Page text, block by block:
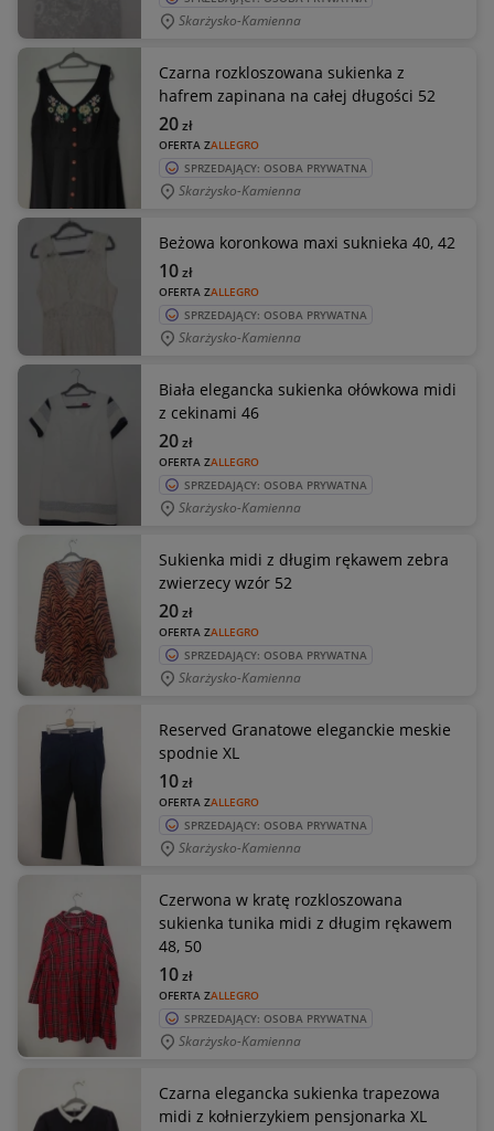
Skarżysko-Kamienna
Czarna rozkloszowana sukienka z
hafrem zapinana na całej długości 52
OFERTA ZALLEGRO
20zł
SPRZEDAJĄCY: OSOBA PRYWATNA
Skarżysko-Kamienna
Beżowa koronkowa maxi suknieka 40, 42
OFERTA ZALLEGRO
10zł
SPRZEDAJĄCY: OSOBA PRYWATNA
Skarżysko-Kamienna
Biała elegancka sukienka ołówkowa midi
z cekinami 46
OFERTA ZALLEGRO
20zł
SPRZEDAJĄCY: OSOBA PRYWATNA
Skarżysko-Kamienna
Sukienka midi z długim rękawem zebra
zwierzecy wzór 52
OFERTA ZALLEGRO
20zł
SPRZEDAJĄCY: OSOBA PRYWATNA
Skarżysko-Kamienna
Reserved Granatowe eleganckie meskie
spodnie XL
OFERTA ZALLEGRO
10zł
SPRZEDAJĄCY: OSOBA PRYWATNA
Skarżysko-Kamienna
Czerwona w kratę rozkloszowana
sukienka tunika midi z długim rękawem
48, 50
OFERTA ZALLEGRO
10zł
SPRZEDAJĄCY: OSOBA PRYWATNA
Skarżysko-Kamienna
Czarna elegancka sukienka trapezowa
midi z kołnierzykiem pensjonarka XL